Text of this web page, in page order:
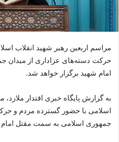
مراسم اربعین رهبر شهید انقلاب
حرکت دسته‌های عزاداری از میدان
امام شهید برگزار خواهد شد.
به گزارش پایگاه خبری اقتدار
اسلامی با حضور گسترده مردم و
جمهوری اسلامی به سمت مقتل امام